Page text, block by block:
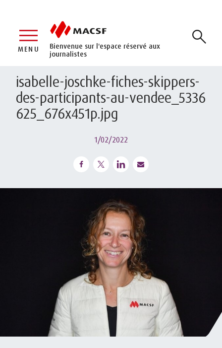
Bienvenue sur l'espace réservé aux
journalistes
MENU
isabelle-joschke-fiches-skippers-
des-participants-au-vendee_5336
625_676x451p.jpg
1/02/2022